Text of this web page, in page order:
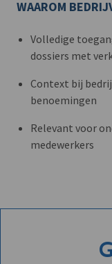
WAAROM
Volledige
dossiers met
Context bij
benoemingen
Relevant voor
medewerkers